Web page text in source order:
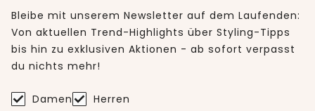
Bleibe mit unserem Newsletter auf dem Laufenden:
Von aktuellen Trend-Highlights über Styling-Tipps
bis hin zu exklusiven Aktionen - ab sofort verpasst
du nichts mehr!
Damen Herren